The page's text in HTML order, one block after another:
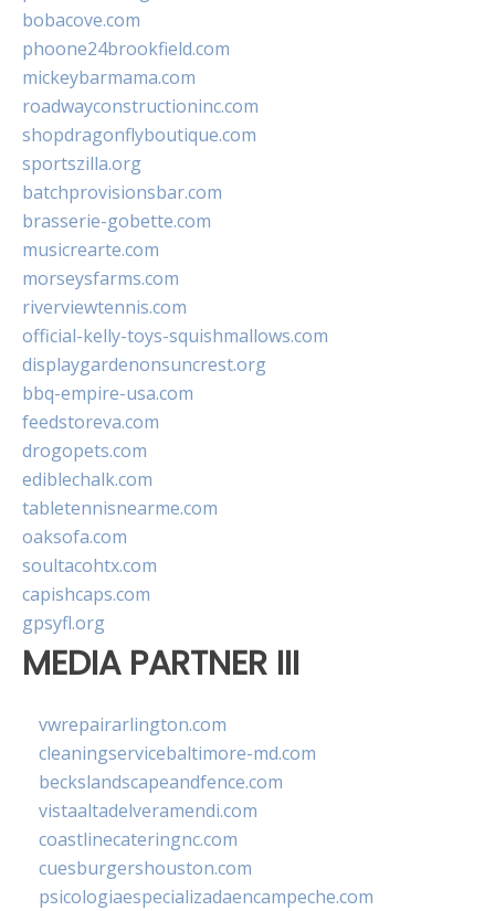
bobacove.com
phoone24brookfield.com
mickeybarmama.com
roadwayconstructioninc.com
shopdragonflyboutique.com
sportszilla.org
batchprovisionsbar.com
brasserie-gobette.com
musicrearte.com
morseysfarms.com
riverviewtennis.com
official-kelly-toys-squishmallows.com
displaygardenonsuncrest.org
bbq-empire-usa.com
feedstoreva.com
drogopets.com
ediblechalk.com
tabletennisnearme.com
oaksofa.com
soultacohtx.com
capishcaps.com
gpsyfl.org
MEDIA PARTNER III
vwrepairarlington.com
cleaningservicebaltimore-md.com
beckslandscapeandfence.com
vistaaltadelveramendi.com
coastlinecateringnc.com
cuesburgershouston.com
psicologiaespecializadaencampeche.com